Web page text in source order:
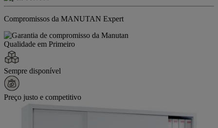
Compromissos da MANUTAN Expert
Qualidade em Primeiro
Sempre disponível
Preço justo e competitivo